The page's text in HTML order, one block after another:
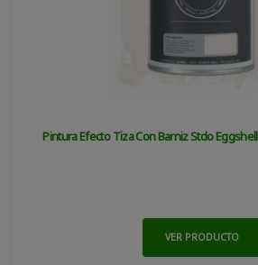
Pintura Efecto Tiza Con Barniz Stdo
VER PRODUCTO